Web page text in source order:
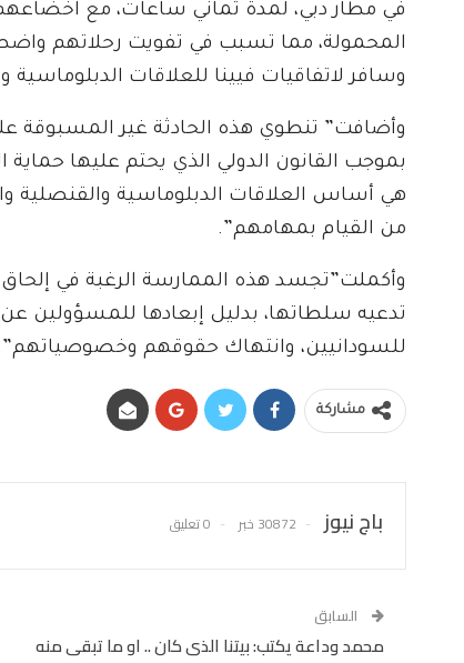
في مطار دبي، لمدة ثماني ساعات، مع
المحمولة، مما تسبب في تفويت رحلاتهم
وسافر لاتفاقيات فيينا للعلاقات الدبلوماسية
وأضافت” تنطوي هذه الحادثة غير المسبوقة
بموجب القانون الدولي الذي يحتم عليها حماية
هي أساس العلاقات الدبلوماسية والقنصلية
من القيام بمهامهم”.
وأكملت”تجسد هذه الممارسة الرغبة في
تدعيه سلطاتها، بدليل إبعادها للمسؤولين
للسودانيين، وانتهاك حقوقهم
مشاركة
باج نيوز 30872 خبر 0 تعليق
السابق
محمد وداعة يكتب: بيتنا الذى كان .. او ما تبقى منه